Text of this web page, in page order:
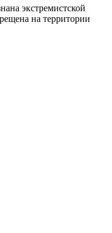
экстремистской
на территории